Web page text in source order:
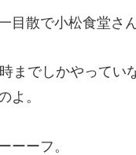
目散で小松食堂さん
までしかやってい
よ。
ーーフ。